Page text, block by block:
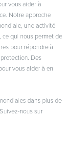
vous aider à
Notre approche
une activité
qui nous permet de
pour répondre à
Des
vous aider à en
dans plus de
nous sur